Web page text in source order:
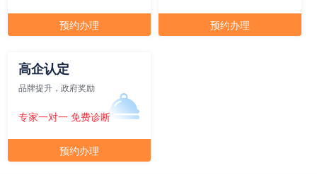
预约办理 预约办理
高企认定
品牌提升，政府奖励
专家一对一 免费诊断
预约办理